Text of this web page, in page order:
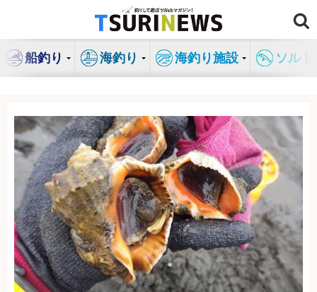
ン
船釣り 海釣り 海釣り施設 ソル